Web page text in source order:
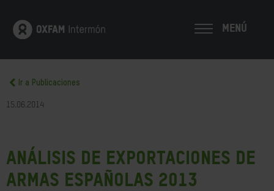
MENÚ
Ir a Publicaciones
15.06.2014
Análisis de exportaciones de
armas españolas 2013